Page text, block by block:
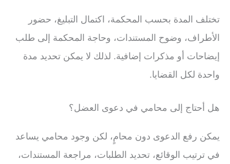
تختلف المدة بحسب المحكمة، اكتمال التبليغ، حضور
الأطراف، وضوح المستندات، وحاجة المحكمة إلى طلب
إيضاحات أو مذكرات إضافية. لذلك لا يمكن تحديد مدة
واحدة لكل القضايا.
هل أحتاج إلى محامي في دعوى العضل؟
يمكن رفع الدعوى دون محامٍ، لكن وجود محامي يساعد
في ترتيب الوقائع، تحديد الطلبات، مراجعة المستندات،